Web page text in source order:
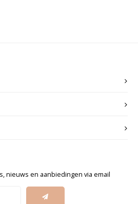
nieuws en aanbiedingen via email